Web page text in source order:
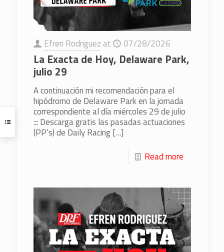
Efren Rodriguez at 07/28/2026
La Exacta de Hoy, Delaware Park,
julio 29
A continuación mi recomendación para el
hipódromo de Delaware Park en la jornada
correspondiente al día miércoles 29 de julio
::: Descarga gratis las pasadas actuaciones
(PP’s) de Daily Racing[…]
Read more